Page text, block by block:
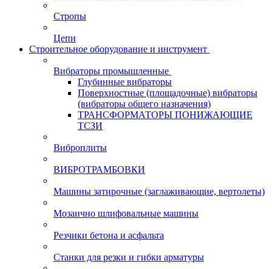
Стропы
Цепи
Строительное оборудование и инструмент
Вибраторы промышленные
Глубинные вибраторы
Поверхностные (площадочные) вибраторы
(вибраторы общего назначения)
ТРАНСФОРМАТОРЫ ПОНИЖАЮЩИЕ
ТСЗИ
Виброплиты
ВИБРОТРАМБОВКИ
Машины затирочные (заглаживающие, вертолеты)
Мозаично шлифовальные машины
Резчики бетона и асфальта
Станки для резки и гибки арматуры